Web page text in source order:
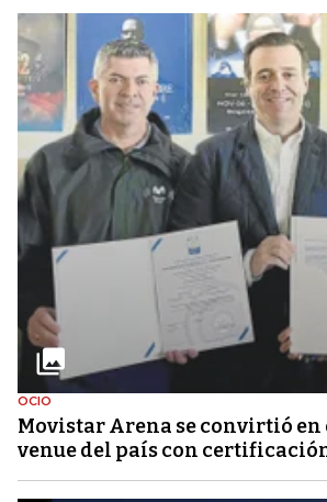
OCIO
Movistar Arena se convirtió
venue del país con